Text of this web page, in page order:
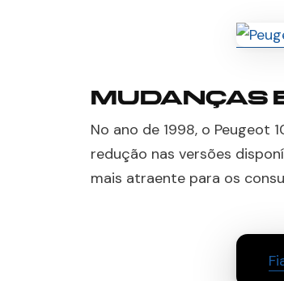
MUDANÇAS
No ano de 1998, o Peugeot
redução nas versões
mais atraente para os